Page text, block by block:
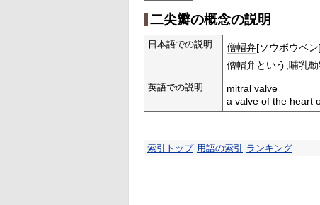
二尖瓣の概念の説明
日本語での説明 僧帽弁[ソウボウベン]
僧帽弁という, 哺乳動
英語での説明
mitral valve
a valve of the heart
索引トップ 用語の索引 ランキング